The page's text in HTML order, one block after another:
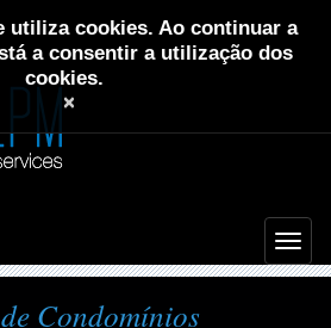
Condomínios
utiliza cookies. Ao continuar a
a consentir a utilização dos
cookies.
×